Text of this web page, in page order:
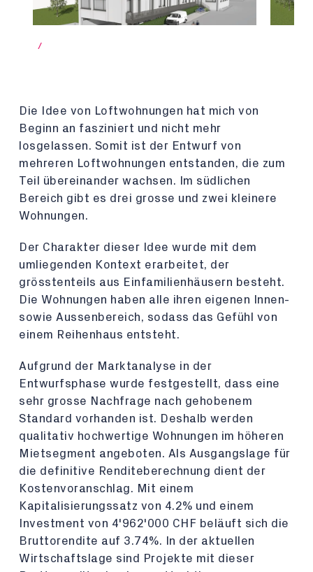
/
Die Idee von Loftwohnungen hat mich von
Beginn an fasziniert und nicht mehr
losgelassen. Somit ist der Entwurf von
mehreren Loftwohnungen entstanden, die zum
Teil übereinander wachsen. Im südlichen
Bereich gibt es drei grosse und zwei kleinere
Wohnungen.
Der Charakter dieser Idee wurde mit dem
umliegenden Kontext erarbeitet, der
grösstenteils aus Einfamilienhäusern besteht.
Die Wohnungen haben alle ihren eigenen Innen-
sowie Aussenbereich, sodass das Gefühl von
einem Reihenhaus entsteht.
Aufgrund der Marktanalyse in der
Entwurfsphase wurde festgestellt, dass eine
sehr grosse Nachfrage nach gehobenem
Standard vorhanden ist. Deshalb werden
qualitativ hochwertige Wohnungen im höheren
Mietsegment angeboten. Als Ausgangslage für
die definitive Renditeberechnung dient der
Kostenvoranschlag. Mit einem
Kapitalisierungssatz von 4.2% und einem
Investment von 4'962'000 CHF beläuft sich die
Bruttorendite auf 3.74%. In der aktuellen
Wirtschaftslage sind Projekte mit dieser